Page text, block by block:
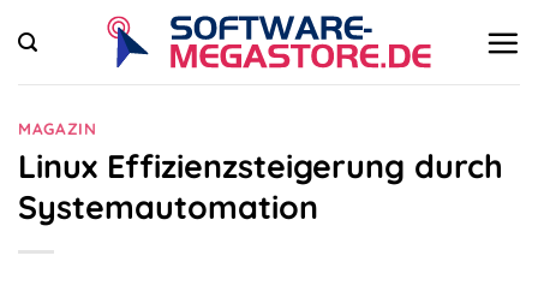
Inhalt
springen
MAGAZIN
Linux Effizienzsteigerung durch
Systemautomation